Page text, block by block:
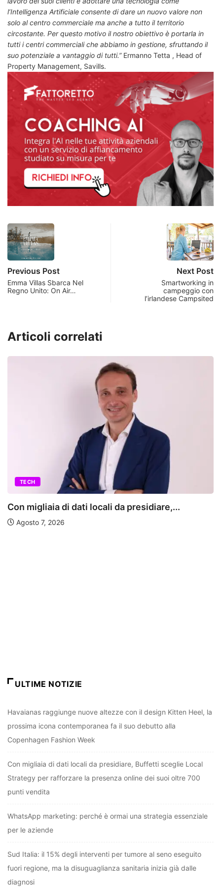
l’Intelligenza Artificiale consente di dare un nuovo valore non
solo al centro commerciale ma anche a tutto il territorio
circostante. Per questo motivo il nostro obiettivo è portarla in
tutti i centri commerciali che abbiamo in gestione, sfruttando il
suo potenziale a vantaggio di tutti.” Ermanno Tetta , Head of
Property Management, Savills.
Previous Post
Emma Villas Sbarca Nel
Regno Unito: On Air…
Next Post
Smartworking in
campeggio con
l’irlandese Campsited
Articoli correlati
TECH
Con migliaia di dati locali da presidiare,...
Agosto 7, 2026
ULTIME NOTIZIE
Havaianas raggiunge nuove altezze con il design Kitten Heel, la
prossima icona contemporanea fa il suo debutto alla
Copenhagen Fashion Week
Con migliaia di dati locali da presidiare, Buffetti sceglie Local
Strategy per rafforzare la presenza online dei suoi oltre 700
punti vendita
WhatsApp marketing: perché è ormai una strategia essenziale
per le aziende
Sud Italia: il 15% degli interventi per tumore al seno eseguito
fuori regione, ma la disuguaglianza sanitaria inizia già dalle
diagnosi